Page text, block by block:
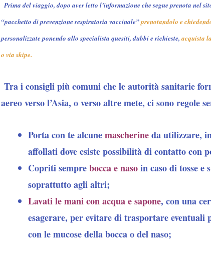
Prima del viaggio,dopo aver letto l’informazione che segue prenota nel
“pacchetto di prevenzione respiratoria vaccinale”prenotandolo e
personalizzate ponendo allo specialista quesiti, dubbi e richieste,acquista
o via skipe.
Tra i consigli più comuni che le autorità sanitarie
aereo verso l’Asia, o verso altre mete, ci sono regole
Porta con te alcunemascherineda utilizzare,
affollati dove esiste possibilità di contatto con
Copriti semprebocca e nasoin caso di tosse e
soprattutto agli altri;
Lavati le mani con acqua e sapone, con una
esagerare, per evitare di trasportare
con le mucose della bocca o del naso;